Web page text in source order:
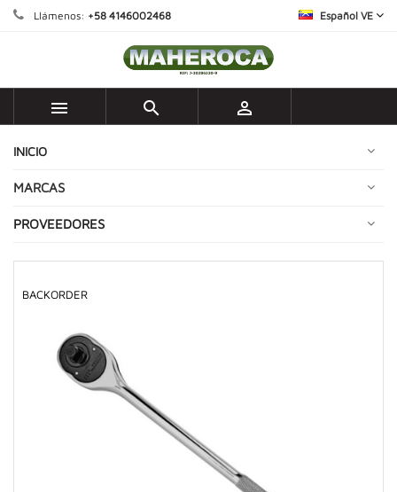
Llámenos: +58 4146002468 Español VE
  
INICIO
MARCAS
PROVEEDORES
BACKORDER